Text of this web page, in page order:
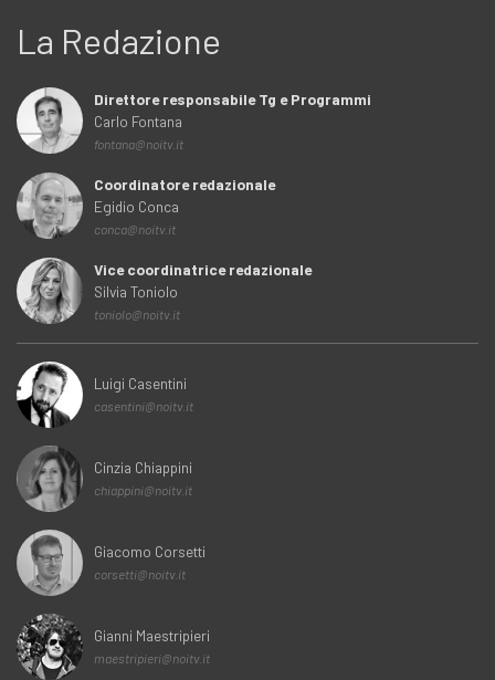
La Redazione
Direttore responsabile Tg e Programmi
Carlo Fontana
fontana@noitv.it
Coordinatore redazionale
Egidio Conca
conca@noitv.it
Vice coordinatrice redazionale
Silvia Toniolo
toniolo@noitv.it
Luigi Casentini
casentini@noitv.it
Cinzia Chiappini
chiappini@noitv.it
Giacomo Corsetti
corsetti@noitv.it
Gianni Maestripieri
maestripieri@noitv.it